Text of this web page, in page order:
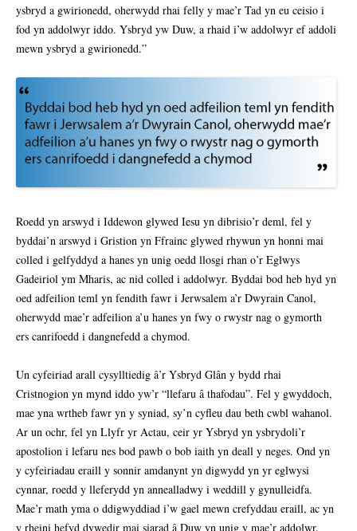
ysbryd a gwirionedd, oherwydd rhai felly y mae’r Tad yn eu ceisio i
fod yn addolwyr iddo. Ysbryd yw Duw, a rhaid i’w addolwyr ef addoli
mewn ysbryd a gwirionedd.”
Roedd yn arswyd i Iddewon glywed Iesu yn dibrisio’r deml, fel y
byddai’n arswyd i Gristion yn Ffrainc glywed rhywun yn honni mai
colled i gelfyddyd a hanes yn unig oedd llosgi rhan o’r Eglwys
Gadeiriol ym Mharis, ac nid colled i addolwyr. Byddai bod heb hyd yn
oed adfeilion teml yn fendith fawr i Jerwsalem a’r Dwyrain Canol,
oherwydd mae’r adfeilion a’u hanes yn fwy o rwystr nag o gymorth
ers canrifoedd i dangnefedd a chymod.
Un cyfeiriad arall cysylltiedig â’r Ysbryd Glân y bydd rhai
Cristnogion yn mynd iddo yw’r “llefaru â thafodau”. Fel y gwyddoch,
mae yna wrtheb fawr yn y syniad, sy’n cyfleu dau beth cwbl wahanol.
Ar un ochr, fel yn Llyfr yr Actau, ceir yr Ysbryd yn ysbrydoli’r
apostolion i lefaru nes bod pawb o bob iaith yn deall y neges. Ond yn
y cyfeiriadau eraill y sonnir amdanynt yn digwydd yn yr eglwysi
cynnar, roedd y lleferydd yn annealladwy i weddill y gynulleidfa.
Mae’r math yma o ddigwyddiad i’w gael mewn crefyddau eraill, ac yn
y rheini hefyd dywedir mai siarad â Duw yn unig y mae’r addolwr.